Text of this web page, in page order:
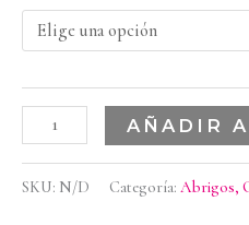
AÑADIR
SKU: N/D Categoría: Abrigos,